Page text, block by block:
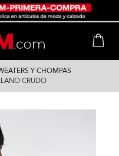
Y CHOMPAS
CRUDO